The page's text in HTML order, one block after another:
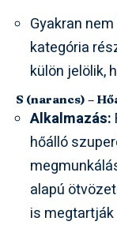
Gyakran
kategória
külön jelölik,
S (narancs) –
Alkalmazás:
hőálló
alapú
is